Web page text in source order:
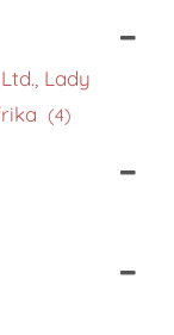
Lady
(4)